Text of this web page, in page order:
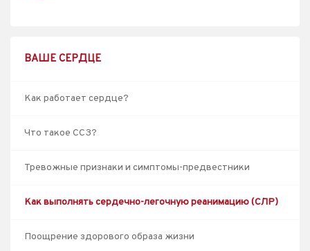
ВАШЕ СЕРДЦЕ
Как работает сердце?
Что такое ССЗ?
Тревожные признаки и симптомы-предвестники
Как выполнять сердечно-легочную реанимацию (СЛР)
Поощрение здорового образа жизни